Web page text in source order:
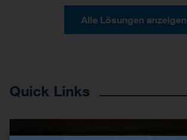
Alle Lösungen anzeigen
Quick Links